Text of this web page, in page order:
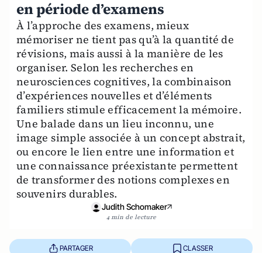
en période d’examens
À l’approche des examens, mieux
mémoriser ne tient pas qu’à la quantité de
révisions, mais aussi à la manière de les
organiser. Selon les recherches en
neurosciences cognitives, la combinaison
d’expériences nouvelles et d’éléments
familiers stimule efficacement la mémoire.
Une balade dans un lieu inconnu, une
image simple associée à un concept abstrait,
ou encore le lien entre une information et
une connaissance préexistante permettent
de transformer des notions complexes en
souvenirs durables.
Judith Schomaker
4 min de lecture
PARTAGER CLASSER